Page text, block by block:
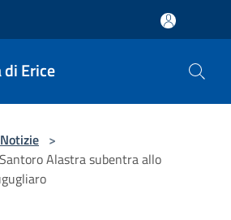
Erice
Notizie >
Alastra subentra allo